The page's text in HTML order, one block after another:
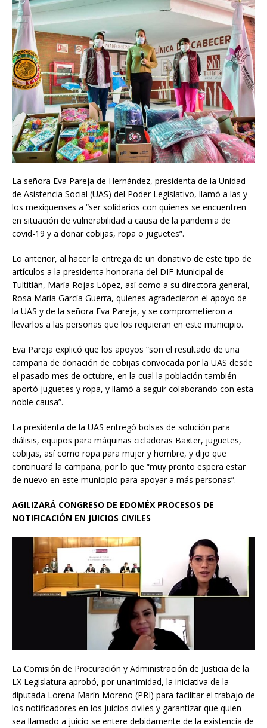
La señora Eva Pareja de Hernández, presidenta de la Unidad
de Asistencia Social (UAS) del Poder Legislativo, llamó a las y
los mexiquenses a “ser solidarios con quienes se encuentren
en situación de vulnerabilidad a causa de la pandemia de
covid-19 y a donar cobijas, ropa o juguetes”.
Lo anterior, al hacer la entrega de un donativo de este tipo de
artículos a la presidenta honoraria del DIF Municipal de
Tultitlán, María Rojas López, así como a su directora general,
Rosa María García Guerra, quienes agradecieron el apoyo de
la UAS y de la señora Eva Pareja, y se comprometieron a
llevarlos a las personas que los requieran en este municipio.
Eva Pareja explicó que los apoyos “son el resultado de una
campaña de donación de cobijas convocada por la UAS desde
el pasado mes de octubre, en la cual la población también
aportó juguetes y ropa, y llamó a seguir colaborando con esta
noble causa”.
La presidenta de la UAS entregó bolsas de solución para
diálisis, equipos para máquinas cicladoras Baxter, juguetes,
cobijas, así como ropa para mujer y hombre, y dijo que
continuará la campaña, por lo que “muy pronto espera estar
de nuevo en este municipio para apoyar a más personas”.
AGILIZARÁ CONGRESO DE EDOMÉX PROCESOS DE
NOTIFICACIÓN EN JUICIOS CIVILES
La Comisión de Procuración y Administración de Justicia de la
LX Legislatura aprobó, por unanimidad, la iniciativa de la
diputada Lorena Marín Moreno (PRI) para facilitar el trabajo de
los notificadores en los juicios civiles y garantizar que quien
sea llamado a juicio se entere debidamente de la existencia de